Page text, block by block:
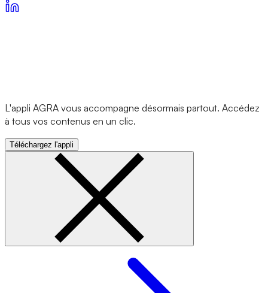
L'appli AGRA vous accompagne désormais partout. Accédez
à tous vos contenus en un clic.
Téléchargez l'appli